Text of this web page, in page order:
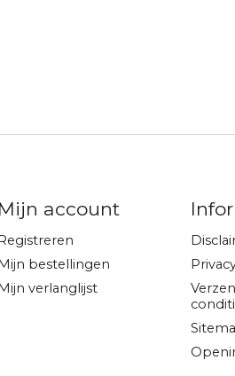
Mijn account
bestellingen
verlanglijst